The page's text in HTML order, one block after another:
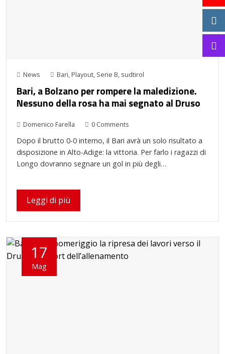
News Bari, Playout, Serie B, sudtirol
Bari, a Bolzano per rompere la maledizione.
Nessuno della rosa ha mai segnato al Druso
Domenico Farella 0 Comments
Dopo il brutto 0-0 interno, il Bari avrà un solo risultato a
disposizione in Alto-Adige: la vittoria. Per farlo i ragazzi di
Longo dovranno segnare un gol in più degli…
Leggi di più
17
Mag